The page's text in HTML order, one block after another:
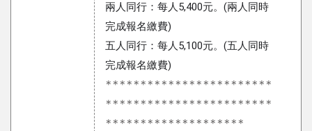
兩人同行：每人5,400元。(兩人同時
完成報名繳費)
五人同行：每人5,100元。(五人同時
完成報名繳費)
************************
************************
********************